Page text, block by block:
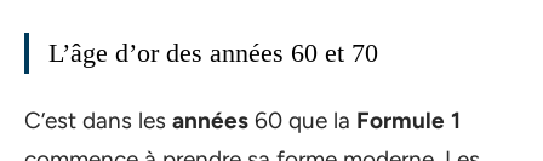
L’âge d’or des années 60 et 70
C’est dans les années 60 que la Formule 1